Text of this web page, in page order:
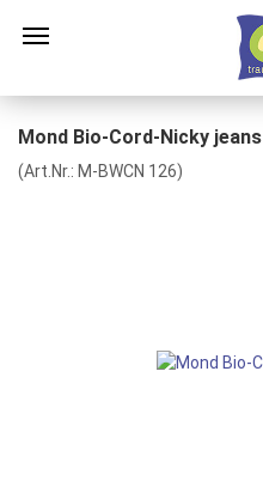
Mond Bio-Cord-Nicky jeans
(Art.Nr.: M-BWCN 126)